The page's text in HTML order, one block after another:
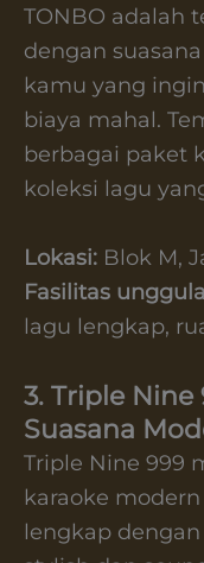
TONBO adalah
dengan
kamu yang
biaya mahal.
berbagai paket
koleksi lagu
Lokasi: Blok M,
Fasilitas
lagu lengkap,
3. Triple Nine
Suasana
Triple Nine 999
karaoke
lengkap